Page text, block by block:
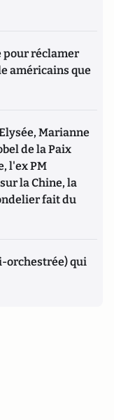
pour réclamer
américains que
Marianne
de la Paix
l'ex PM
la Chine, la
fait du
orchestrée) qui